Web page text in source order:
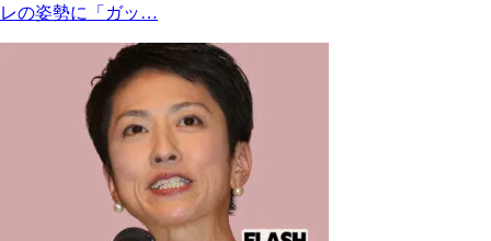
レの姿勢に「ガッ…